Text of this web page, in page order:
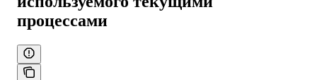
процессами